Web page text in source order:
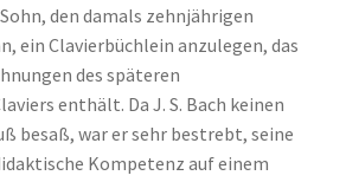
den damals zehnjährigen
ein Clavierbüchlein anzulegen, das
des späteren
enthält. Da J. S. Bach keinen
besaß, war er sehr bestrebt, seine
Kompetenz auf einem